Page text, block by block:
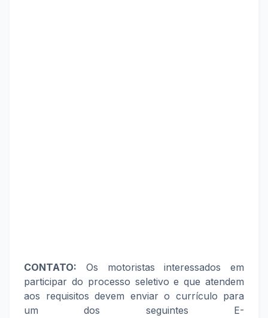
CONTATO:
Os motoristas interessados em
participar do processo seletivo e que atendem
aos requisitos devem enviar o currículo para
um dos seguintes E-